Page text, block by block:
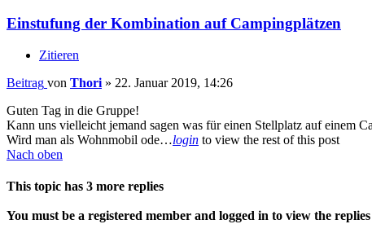
Einstufung der Kombination auf Campingplätzen
Zitieren
Beitrag von Thori » 22. Januar 2019, 14:26
Guten Tag in die Gruppe!
Kann uns vielleicht jemand sagen was für einen Stellplatz auf einem
Wird man als Wohnmobil ode…login to view the rest of this post
Nach oben
This topic has 3 more replies
You must be a registered member and logged in to view the